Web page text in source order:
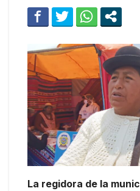
La regidora de la